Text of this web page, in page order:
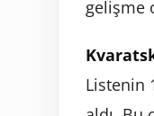
gelişme
Listenin